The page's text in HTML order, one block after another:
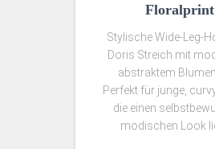
Floralprint
Stylische Wide-Leg-
Doris Streich mit
abstraktem
Perfekt für junge,
die einen
modischen Look